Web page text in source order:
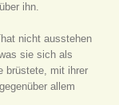
ihn.
nicht ausstehen
sie sich als
brüstete, mit ihrer
allem